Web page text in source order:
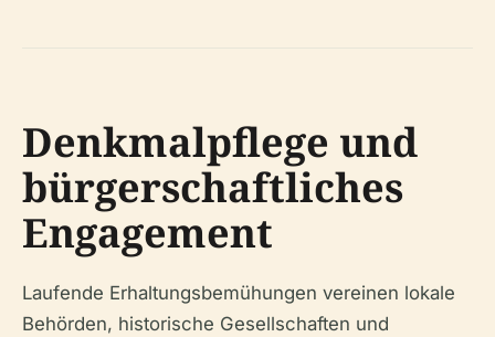
Denkmalpflege und
bürgerschaftliches
Engagement
Laufende Erhaltungsbemühungen vereinen lokale
Behörden, historische Gesellschaften und